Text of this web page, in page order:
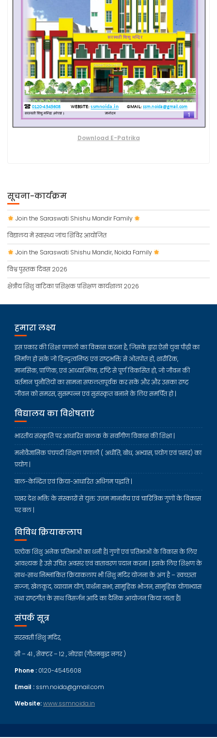
Download E-Patrika
सूचना-कार्यक्रम
Join the Saraswati Shishu Mandir Family
विद्यालय में स्वास्थ्य जांच शिविर आयोजित
Join the Saraswati Shishu Mandir, Noida Family
विश्व पुस्तक दिवस 2026
क्षेत्रीय शिशु वाटिका प्रशिक्षक प्रशिक्षण कार्यशाला 2026
हमारा लक्ष्य
इस प्रकार की शिक्षा प्रणाली का विकास करना है, जिसके द्वारा ऐसी युवा पीढ़ी का
निर्माण हो सके जो हिन्दुत्वनिष्ठ एवं राष्ट्रभक्ति से ओतप्रोत हो, शारीरिक,
मानसिक, प्राणिक, एवं आध्यात्मिक, दृष्टि से पूर्ण विकसित हो, जो जीवन की
वर्तमान चुनौतियों का सामना सफलतापूर्वक कर सकें और और उसका राष्ट्र
जीवन को समरस, सुसम्पन्न एवं सुसंस्कृत बनाने के लिए समर्पित हो |
विद्यालय का विशेषताएं
भारतीय संस्कृति पर आधारित बालक के सर्वांगीण विकास की शिक्षा |
मनोवैज्ञानिक पंचपदी शिक्षण प्रणाली ( अधीति, बोध, अभ्यास, प्रयोग एवं प्रसार) का
प्रयोग |
बाल-केन्द्रित एवं क्रिया-आधारित अधिगम पद्धति |
प्रखर देश भक्ति के संस्कारों से युक्त उत्तम मानवीय एवं चारित्रिक गुणों के विकास
पर बल |
विविध क्रियाकलाप
प्रत्येक शिशु अनेक प्रतिभाओं का धनी है| गुणों एवं प्रतिभाओं के विकास के लिए
आवश्यक है उसे उचित अवसर एवं वातावरण प्रदान करना | इसके लिए शिक्षण के
साथ-साथ निम्नांकित क्रियाकलाप भी शिशु मंदिर योजना के अंग है – स्वच्छता
सज्जा, खेलकूद, व्यायाम योग, प्रार्थना सभा, सामूहिक भोजन, सामूहिक योगाभ्यास
तथा राष्ट्रगीत के साथ विसर्जन आदि का दैनिक आयोजन किया जाता है|
संपर्क सूत्र
सरस्वती शिशु मंदिर,
सी – 41 , सेक्टर – 12 , नोएडा (गौतमबुद्ध नगर )
Phone : 0120-4545608
Email : ssm.noida@gmail.com
Website:www.ssmnoida.in